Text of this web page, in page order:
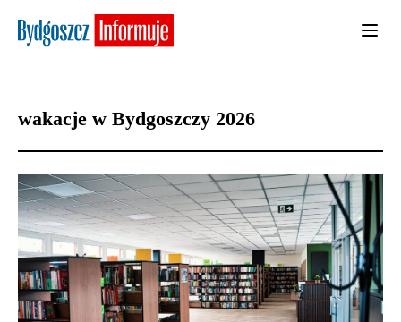
wakacje w Bydgoszczy 2026